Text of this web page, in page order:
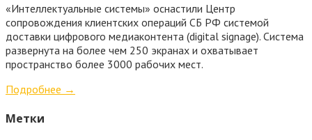
«Интеллектуальные системы» оснастили Центр
сопровождения клиентских операций СБ РФ системой
доставки цифрового медиаконтента (digital signage). Система
развернута на более чем 250 экранах и охватывает
пространство более 3000 рабочих мест.
Подробнее →
Метки